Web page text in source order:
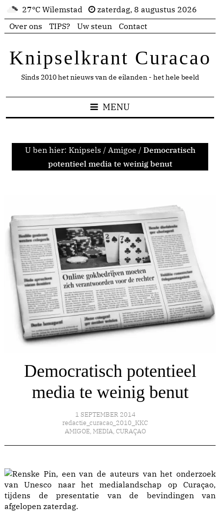
27°C Wilemstad
zaterdag, 8 augustus 2026
Over ons
TIPS? Uw steun Contact
Knipselkrant Curacao
Sinds 2010 het nieuws van de eilanden - het hele beeld
MENU
U ben hier: Knipsels / Amigoe / Democratisch
potentieel media te weinig benut
Democratisch potentieel
media te weinig benut
1 SEPTEMBER 2014
redactie_curacao_2010_KKC
AMIGOE, MEDIA, CURAÇAO